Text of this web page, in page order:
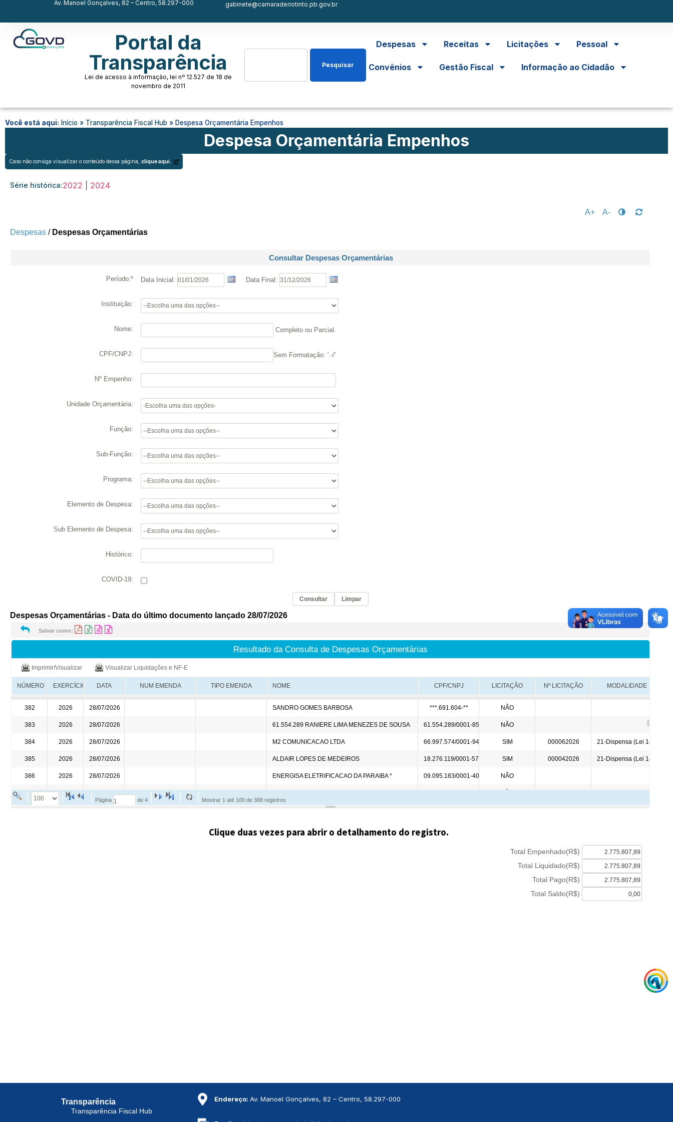
Av. Manoel Gonçalves, 82 – Centro, 58.297-000 gabinete@camaraderiotinto.pb.gov.br
Portal da
Transparência
Lei de acesso à informação, lei nº 12.527 de 18 de
novembro de 2011
Pesquisar
Despesas Receitas Licitações Pessoal
Convênios Gestão Fiscal Informação ao Cidadão
Você está aqui: Início » Transparência Fiscal Hub » Despesa Orçamentária Empenhos
Despesa Orçamentária Empenhos
Caso não consiga visualizar o conteúdo dessa página, clique aqui.
Série histórica:2022 2024
Transparência
Transparência Fiscal Hub
Endereço:Av. Manoel Gonçalves, 82 – Centro, 58.297-000